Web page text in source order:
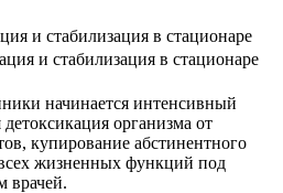
и стабилизация в стационаре
начинается интенсивный
организма от
купирование абстинентного
жизненных функций под
врачей.